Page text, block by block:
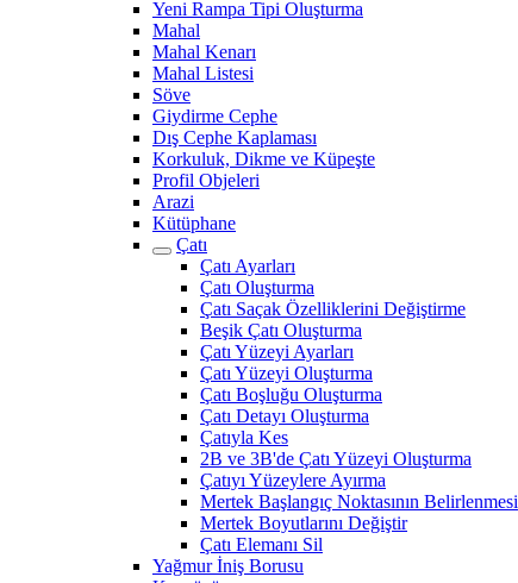
Yeni Rampa Tipi Oluşturma
Mahal
Mahal Kenarı
Mahal Listesi
Söve
Giydirme Cephe
Dış Cephe Kaplaması
Korkuluk, Dikme ve Küpeşte
Profil Objeleri
Arazi
Kütüphane
Çatı
Çatı Ayarları
Çatı Oluşturma
Çatı Saçak Özelliklerini Değiştirme
Beşik Çatı Oluşturma
Çatı Yüzeyi Ayarları
Çatı Yüzeyi Oluşturma
Çatı Boşluğu Oluşturma
Çatı Detayı Oluşturma
Çatıyla Kes
2B ve 3B'de Çatı Yüzeyi Oluşturma
Çatıyı Yüzeylere Ayırma
Mertek Başlangıç Noktasının Belirlenmesi
Mertek Boyutlarını Değiştir
Çatı Elemanı Sil
Yağmur İniş Borusu